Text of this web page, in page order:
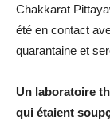
Chakkarat
été en contact
quarantaine et
Un laboratoire
qui étaient